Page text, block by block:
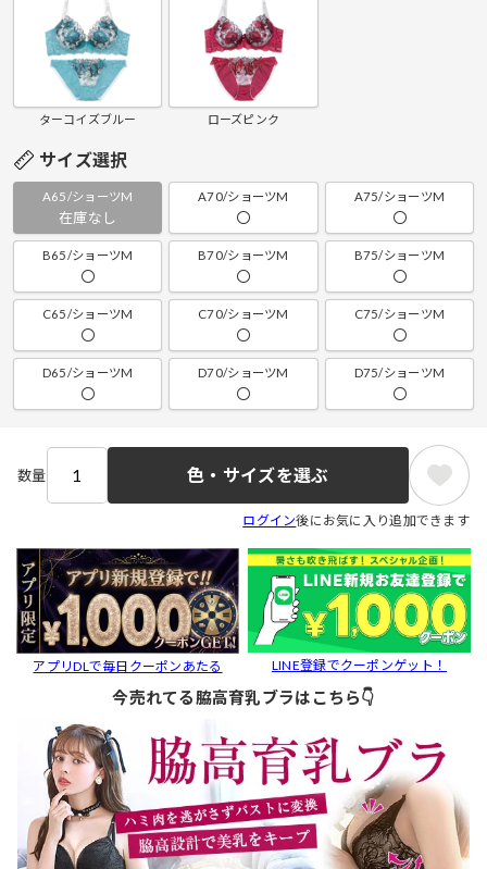
ターコイズブルー ローズピンク
サイズ選択
A65/ショーツM
在庫なし
A70/ショーツM
〇
A75/ショーツM
〇
B65/ショーツM
〇
B70/ショーツM
〇
B75/ショーツM
〇
C65/ショーツM
〇
C70/ショーツM
〇
C75/ショーツM
〇
D65/ショーツM
〇
D70/ショーツM
〇
D75/ショーツM
〇
数量 色・サイズを選ぶ
ログイン後にお気に入り追加できます
アプリDLで毎日クーポンあたる LINE登録でクーポンゲット！
今売れてる脇高育乳ブラはこちら👇